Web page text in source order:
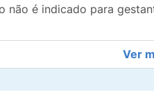
não é indicado para
Ver